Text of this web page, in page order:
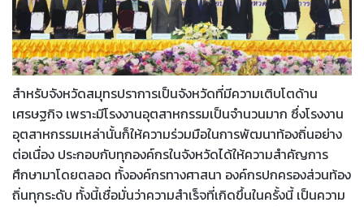
สำหรับจังหวัดสมุทรปราการเป็นจังหวัดที่มีความเติบโตด้าน
เศรษฐกิจ เพราะมีโรงงานอุตสาหกรรมเป็นจำนวนมาก ซึ่งโรงงาน
อุตสาหกรรมเหล่านั้นก็ให้ความร่วมมือในการพัฒนาท้องถิ่นอย่าง
ต่อเนื่อง ประกอบกับทุกองค์กรในจังหวัดได้ให้ความสำคัญการ
ศึกษามาโดยตลอด ทั้งองค์กรทางศาสนา องค์กรปกครองส่วนท้อง
ถิ่นทุกระดับ ทั้งนี้เชื่อมั่นว่าความสำเร็จที่เกิดขึ้นในครั้งนี้ เป็นความ